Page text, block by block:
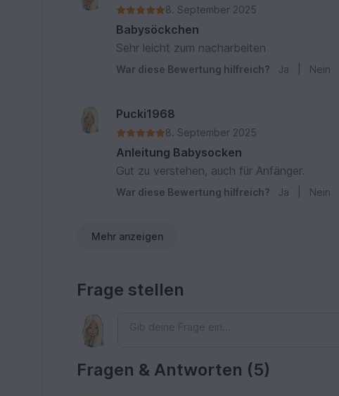
8. September 2025
Babysöckchen
Sehr leicht zum nacharbeiten
War diese Bewertung hilfreich? Ja Nein
Pucki1968
8. September 2025
Anleitung Babysocken
Gut zu verstehen, auch für Anfänger.
War diese Bewertung hilfreich? Ja Nein
Mehr anzeigen
Frage stellen
Fragen & Antworten (5)